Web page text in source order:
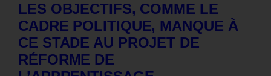
LES OBJECTIFS, COMME LE
CADRE POLITIQUE, MANQUE À
CE STADE AU PROJET DE
RÉFORME DE